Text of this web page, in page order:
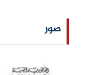
صور